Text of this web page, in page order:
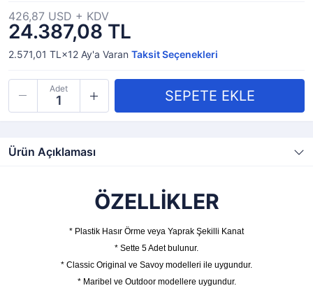
24.387,08 TL
426,87 USD + KDV
2.571,01 TL×12 Ay'a Varan Taksit Seçenekleri
Adet
Ürün Açıklaması
ÖZELLİKLER
* Plastik Hasır Örme veya Yaprak Şekilli Kanat
* Sette 5 Adet bulunur.
* Classic Original ve Savoy modelleri ile uygundur.
* Maribel ve Outdoor modellere uygundur.